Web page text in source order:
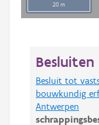
20 m
Besluiten
Besluit tot
bouwkundig
Antwerpen